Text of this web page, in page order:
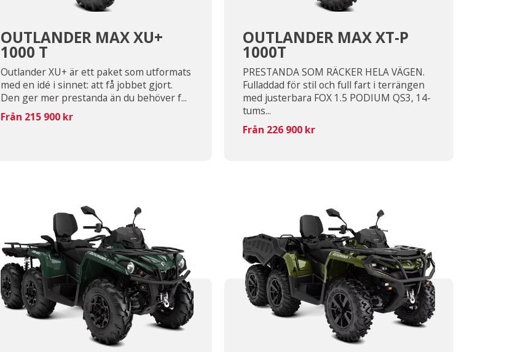
OUTLANDER MAX XU+
1000 T
Outlander XU+ är ett paket som utformats
med en idé i sinnet: att få jobbet gjort.
Den ger mer prestanda än du behöver f...
Från 215 900 kr
OUTLANDER MAX XT-P
1000T
PRESTANDA SOM RÄCKER HELA VÄGEN.
Fulladdad för stil och full fart i terrängen
med justerbara FOX 1.5 PODIUM QS3, 14-
tums...
Från 226 900 kr